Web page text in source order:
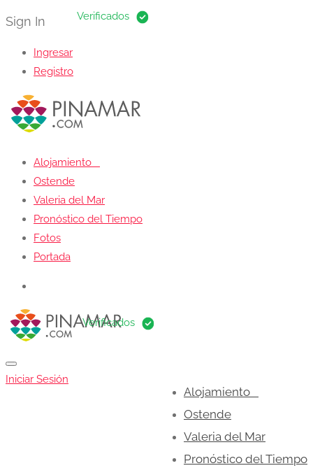
Sign In
Ingresar
Registro
Alojamiento
Ostende
Valeria del Mar
Pronóstico del Tiempo
Fotos
Portada
Alojamiento
Ostende
Valeria del Mar
Pronóstico del Tiempo
Iniciar Sesión